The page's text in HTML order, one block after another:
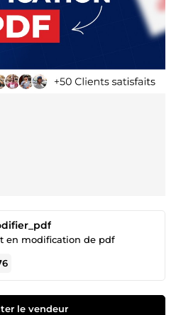
en modification de pdf
le vendeur